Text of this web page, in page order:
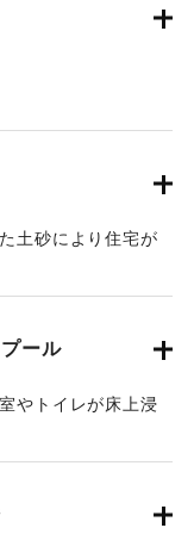
土砂により住宅が
ール
やトイレが床上浸